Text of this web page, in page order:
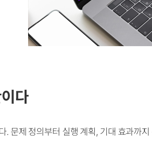
다
문제 정의부터 실행 계획, 기대 효과까